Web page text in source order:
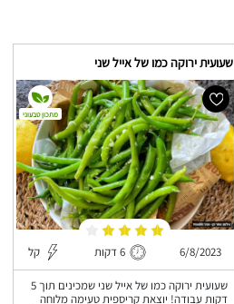
שעועית ירוקה כמו של אייל שני
6/8/2023 6 דקות קל
שעועית ירוקה כמו של אייל שני שמכינים תוך 5
דקות עבודה! יוצאת קריספית טעימה מלוחה
מתכון טבעוני